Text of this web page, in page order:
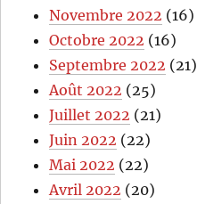
Novembre 2022 (16)
Octobre 2022 (16)
Septembre 2022 (21)
Août 2022 (25)
Juillet 2022 (21)
Juin 2022 (22)
Mai 2022 (22)
Avril 2022 (20)